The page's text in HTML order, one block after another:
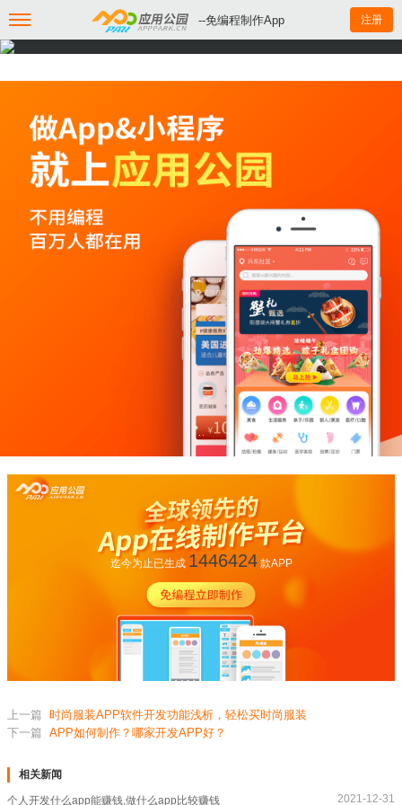
--免编程制作App 注册
迄今为止已生成 1446424款APP
上一篇
时尚服装APP软件开发功能浅析，轻松买时尚服装
下一篇 APP如何制作？哪家开发APP好？
相关新闻
个人开发什么app能赚钱,做什么app比较赚钱 2021-12-31